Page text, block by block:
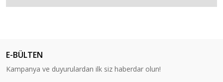
E-BÜLTEN
Kampanya ve duyurulardan ilk siz haberdar olun!